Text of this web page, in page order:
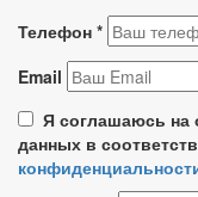
Телефон *
Email
Я соглашаюсь на
данных в